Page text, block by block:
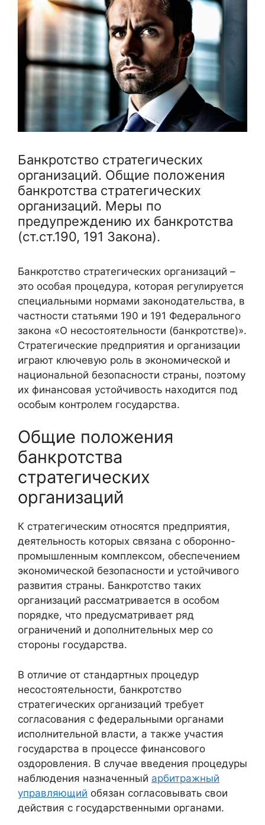
Банкротство стратегических
организаций. Общие положения
банкротства стратегических
организаций. Меры по
предупреждению их банкротства
(ст.ст.190, 191 Закона).
Банкротство стратегических организаций –
это особая процедура, которая регулируется
специальными нормами законодательства, в
частности статьями 190 и 191 Федерального
закона «О несостоятельности (банкротстве)».
Стратегические предприятия и организации
играют ключевую роль в экономической и
национальной безопасности страны, поэтому
их финансовая устойчивость находится под
особым контролем государства.
Общие положения
банкротства
стратегических
организаций
К стратегическим относятся предприятия,
деятельность которых связана с оборонно-
промышленным комплексом, обеспечением
экономической безопасности и устойчивого
развития страны. Банкротство таких
организаций рассматривается в особом
порядке, что предусматривает ряд
ограничений и дополнительных мер со
стороны государства.
В отличие от стандартных процедур
несостоятельности, банкротство
стратегических организаций требует
согласования с федеральными органами
исполнительной власти, а также участия
государства в процессе финансового
оздоровления. В случае введения процедуры
наблюдения назначенный арбитражный
управляющий обязан согласовывать свои
действия с государственными органами.